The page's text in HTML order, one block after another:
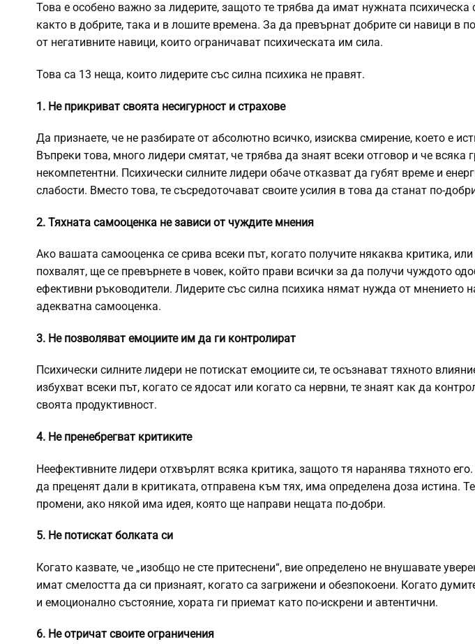
Това е особено важно за лидерите, защото те трябва да имат нужната психическа
както в добрите, така и в лошите времена. За да превърнат добрите си навици в
от негативните навици, които ограничават психическата им сила.
Това са 13 неща, които лидерите със силна психика не правят.
1. Не прикриват своята несигурност и страхове
Да признаете, че не разбирате от абсолютно всичко, изисква смирение, което е
Въпреки това, много лидери смятат, че трябва да знаят всеки отговор и че всяка
некомпетентни. Психически силните лидери обаче отказват да губят време и
слабости. Вместо това, те съсредоточават своите усилия в това да станат по-
2. Тяхната самооценка не зависи от чуждите мнения
Ако вашата самооценка се срива всеки път, когато получите някаква критика,
похвалят, ще се превърнете в човек, който прави всички за да получи чуждото
ефективни ръководители. Лидерите със силна психика нямат нужда от мнението
адекватна самооценка.
3. Не позволяват емоциите им да ги контролират
Психически силните лидери не потискат емоциите си, те осъзнават тяхното
избухват всеки път, когато се ядосат или когато са нервни, те знаят как да
своята продуктивност.
4. Не пренебрегват критиките
Неефективните лидери отхвърлят всяка критика, защото тя наранява тяхното его
да преценят дали в критиката, отправена към тях, има определена доза истина.
промени, ако някой има идея, която ще направи нещата по-добри.
5. Не потискат болката си
Когато казвате, че „изобщо не сте притеснени“, вие определено не внушавате
имат смелостта да си признаят, когато са загрижени и обезпокоени. Когато
и емоционално състояние, хората ги приемат като по-искрени и автентични.
6. Не отричат своите ограничения